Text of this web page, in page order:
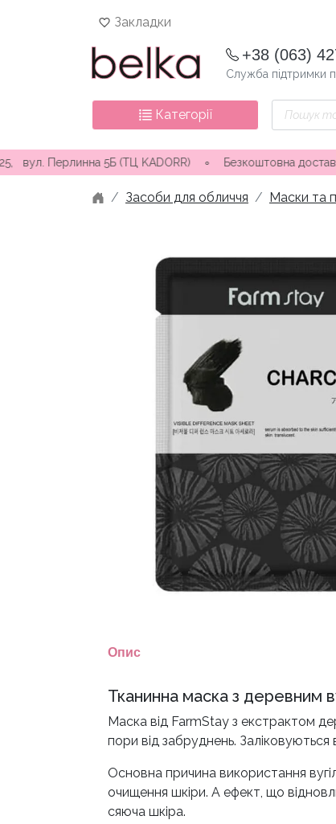
Закладки
+38 (063)
Служба підтримки
Категорії
Пошук
товарів
5Б (ТЦ KADORR) ∘ Безкоштовна доставка від
Засоби для обличчя Маски та
Опис
Тканинна маска з деревним
Маска від FarmStay з екстрактом
пори від забруднень.
Основна причина використання
очищення шкіри. А ефект, що
сяюча шкіра.